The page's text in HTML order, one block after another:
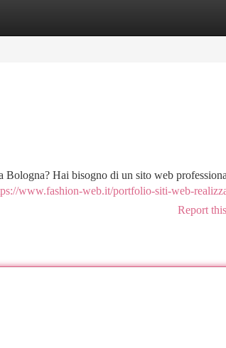
Hai bisogno di un sito web
www.fashion-web.it/portfolio-siti-web-
Report